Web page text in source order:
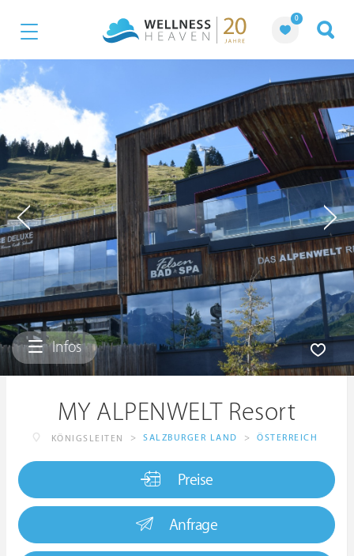
0
Infos
MY ALPENWELT Resort
KÖNIGSLEITEN > SALZBURGER LAND > ÖSTERREICH
Preise
Anfrage